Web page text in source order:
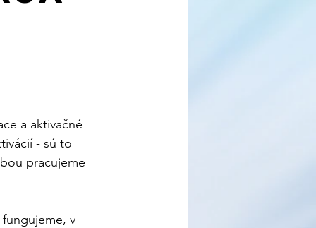
April 2023
2023
a aktivačné
- sú to
pracujeme
v